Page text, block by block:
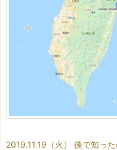
2019.11.19（火） 後で知っ